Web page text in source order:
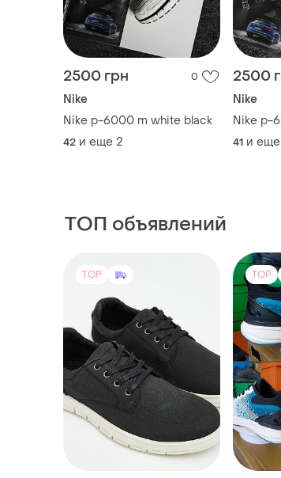
2500 грн 0
Nike
Nike p-6000 m white black
42 и еще 2
2500
Nike
Nike p-
41 и еще
ТОП объявлений
TOP TOP